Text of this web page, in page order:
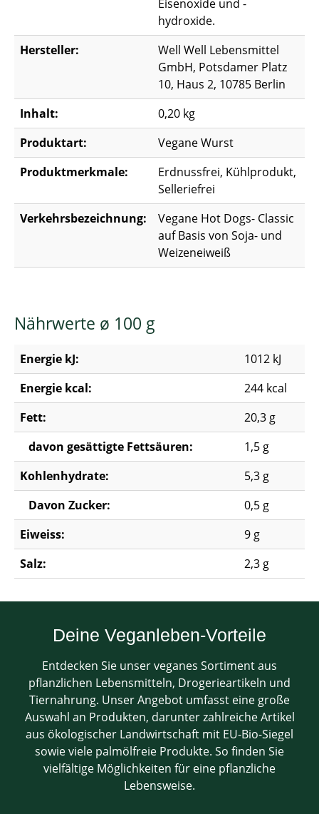
Eisenoxide und -
hydroxide.
Hersteller:
Well Well Lebensmittel
GmbH, Potsdamer Platz
10, Haus 2, 10785 Berlin
Inhalt:
0,20 kg
Produktart:
Vegane Wurst
Produktmerkmale:
Erdnussfrei, Kühlprodukt,
Selleriefrei
Verkehrsbezeichnung:
Vegane Hot Dogs- Classic
auf Basis von Soja- und
Weizeneiweiß
Nährwerte ø 100 g
Energie kJ:
1012 kJ
Energie kcal:
244 kcal
Fett:
20,3 g
davon gesättigte Fettsäuren:
1,5 g
Kohlenhydrate:
5,3 g
Davon Zucker:
0,5 g
Eiweiss:
9 g
Salz:
2,3 g
Deine Veganleben-Vorteile
Entdecken Sie unser veganes Sortiment aus
pflanzlichen Lebensmitteln, Drogerieartikeln und
Tiernahrung. Unser Angebot umfasst eine große
Auswahl an Produkten, darunter zahlreiche Artikel
aus ökologischer Landwirtschaft mit EU-Bio-Siegel
sowie viele palmölfreie Produkte. So finden Sie
vielfältige Möglichkeiten für eine pflanzliche
Lebensweise.